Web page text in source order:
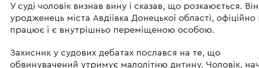
У суді чоловік визнав вину і сказав, що розкаюється. Він
уродженець міста Авдіївка Донецької області, офіційно
працює і є внутрішньо переміщеною особою.
Захисник у судових дебатах послався на те, що
обвинувачений утримує малолітню дитину. Чоловік,